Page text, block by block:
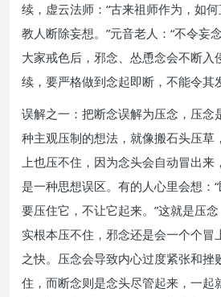
续，虚云法师：“古来祖师作为，如
教人断除妄想。”元音老人：“不令妄
大家戒色后，邪念、怂恿念会不断入
续，要严格做到念起即断，不能令其
误解之一：把断念误解为压念，压念
种主观压制的想法，就像搬石头压草
上也压不住，因为念头会自动冒出来
是一种思想误区。有的人心里会想：
要压住它，不让它起来。”这就是压
实根本压不住，邪念还是会一个个冒
之快。压念会导致内心过度紧张和挫
住，而断念则是念头尽管起来，一起